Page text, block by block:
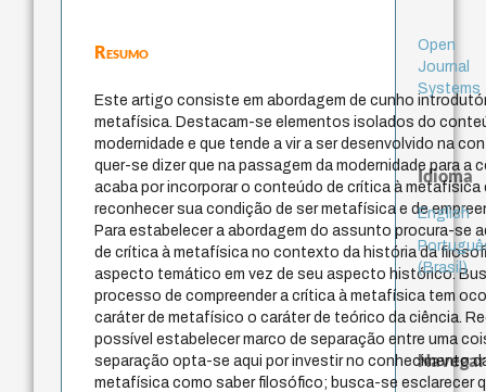
Resumo
Este artigo consiste em abordagem de cunho
metafísica. Destacam-se elementos isolados do
modernidade e que tende a vir a ser desenvolvido na
quer-se dizer que na passagem da modernidade para a
acaba por incorporar o conteúdo de crítica à metafísica
reconhecer sua condição de ser metafísica e de
Para estabelecer a abordagem do assunto procura-se
de crítica à metafísica no contexto da história da
aspecto temático em vez de seu aspecto histórico.
processo de compreender a crítica à metafísica tem
caráter de metafísico o caráter de teórico da ciência.
possível estabelecer marco de separação entre uma
separação opta-se aqui por investir no conhecimento
metafísica como saber filosófico; busca-se esclarecer
Open
Journal
Systems
Idioma
English
(Brasil)
Navegar